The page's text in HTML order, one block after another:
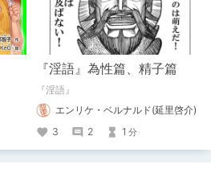
『淫語』為性篇、精子篇
『淫語』
エンリケ・ベルナルド(延里啓介)
3
2 1 分